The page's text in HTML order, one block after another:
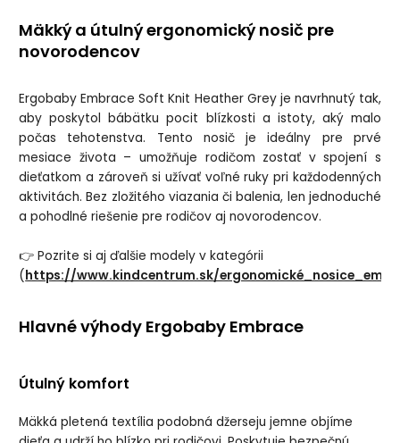
Mäkký a útulný ergonomický nosič pre
novorodencov
Ergobaby Embrace Soft Knit Heather Grey je navrhnutý tak,
aby poskytol bábätku pocit blízkosti a istoty, aký malo
počas tehotenstva. Tento nosič je ideálny pre prvé
mesiace života – umožňuje rodičom zostať v spojení s
dieťatkom a zároveň si užívať voľné ruky pri každodenných
aktivitách. Bez zložitého viazania či balenia, len jednoduché
a pohodlné riešenie pre rodičov aj novorodencov.
👉 Pozrite si aj ďalšie modely v kategórii
(https://www.kindcentrum.sk/
Hlavné výhody Ergobaby Embrace
Útulný komfort
Mäkká pletená textília podobná džerseju jemne objíme